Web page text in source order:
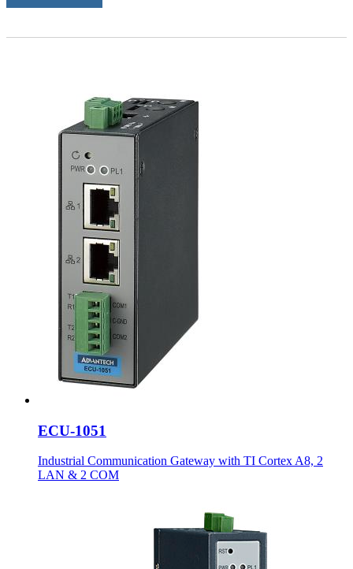
ECU-1051
Industrial Communication Gateway with TI Cortex A8, 2
LAN & 2 COM